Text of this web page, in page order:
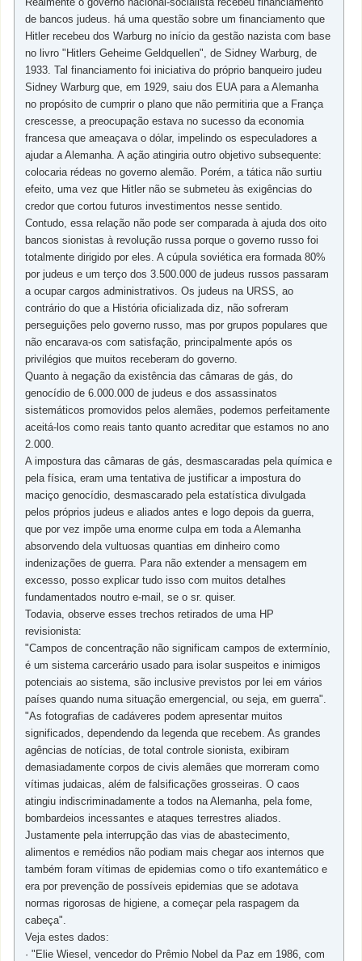
de bancos judeus. há uma questão sobre um financiamento que
Hitler recebeu dos Warburg no início da gestão nazista com base
no livro "Hitlers Geheime Geldquellen", de Sidney Warburg, de
1933. Tal financiamento foi iniciativa do próprio banqueiro judeu
Sidney Warburg que, em 1929, saiu dos EUA para a Alemanha
no propósito de cumprir o plano que não permitiria que a França
crescesse, a preocupação estava no sucesso da economia
francesa que ameaçava o dólar, impelindo os especuladores a
ajudar a Alemanha. A ação atingiria outro objetivo subsequente:
colocaria rédeas no governo alemão. Porém, a tática não surtiu
efeito, uma vez que Hitler não se submeteu às exigências do
credor que cortou futuros investimentos nesse sentido.
Contudo, essa relação não pode ser comparada à ajuda dos oito
bancos sionistas à revolução russa porque o governo russo foi
totalmente dirigido por eles. A cúpula soviética era formada 80%
por judeus e um terço dos 3.500.000 de judeus russos passaram
a ocupar cargos administrativos. Os judeus na URSS, ao
contrário do que a História oficializada diz, não sofreram
perseguições pelo governo russo, mas por grupos populares que
não encarava-os com satisfação, principalmente após os
privilégios que muitos receberam do governo.
Quanto à negação da existência das câmaras de gás, do
genocídio de 6.000.000 de judeus e dos assassinatos
sistemáticos promovidos pelos alemães, podemos perfeitamente
aceitá-los como reais tanto quanto acreditar que estamos no ano
2.000.
A impostura das câmaras de gás, desmascaradas pela química e
pela física, eram uma tentativa de justificar a impostura do
maciço genocídio, desmascarado pela estatística divulgada
pelos próprios judeus e aliados antes e logo depois da guerra,
que por vez impõe uma enorme culpa em toda a Alemanha
absorvendo dela vultuosas quantias em dinheiro como
indenizações de guerra. Para não extender a mensagem em
excesso, posso explicar tudo isso com muitos detalhes
fundamentados noutro e-mail, se o sr. quiser.
Todavia, observe esses trechos retirados de uma HP
revisionista:
"Campos de concentração não significam campos de extermínio,
é um sistema carcerário usado para isolar suspeitos e inimigos
potenciais ao sistema, são inclusive previstos por lei em vários
países quando numa situação emergencial, ou seja, em guerra".
"As fotografias de cadáveres podem apresentar muitos
significados, dependendo da legenda que recebem. As grandes
agências de notícias, de total controle sionista, exibiram
demasiadamente corpos de civis alemães que morreram como
vítimas judaicas, além de falsificações grosseiras. O caos
atingiu indiscriminadamente a todos na Alemanha, pela fome,
bombardeios incessantes e ataques terrestres aliados.
Justamente pela interrupção das vias de abastecimento,
alimentos e remédios não podiam mais chegar aos internos que
também foram vítimas de epidemias como o tifo exantemático e
era por prevenção de possíveis epidemias que se adotava
normas rigorosas de higiene, a começar pela raspagem da
cabeça".
Veja estes dados:
· "Elie Wiesel, vencedor do Prêmio Nobel da Paz em 1986, com